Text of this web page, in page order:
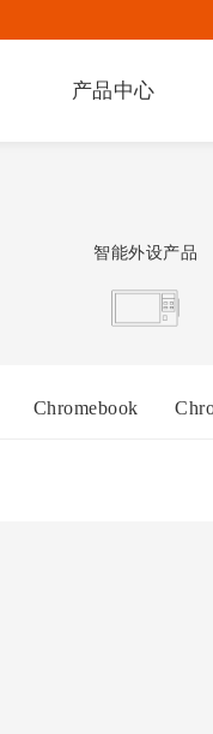
产品中心
智能外设产品
Chromebook